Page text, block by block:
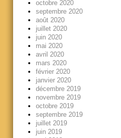
octobre 2020
septembre 2020
août 2020
juillet 2020
juin 2020
mai 2020
avril 2020
mars 2020
février 2020
janvier 2020
décembre 2019
novembre 2019
octobre 2019
septembre 2019
juillet 2019
juin 2019